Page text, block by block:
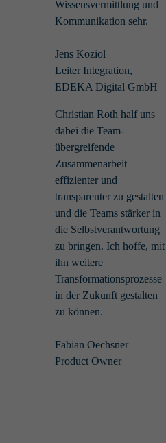
Wissensvermittlung und
Kommunikation sehr.
Jens Koziol
Leiter Integration,
EDEKA Digital GmbH
Christian Roth half uns
dabei die Team-
übergreifende
Zusammenarbeit
effizienter und
transparenter zu gestalten
und die Teams stärker in
die Selbstverantwortung
zu bringen. Ich hoffe, mit
ihn weitere
Transformationsprozesse
in der Zukunft gestalten
zu können.
Fabian Oechsner
Product Owner